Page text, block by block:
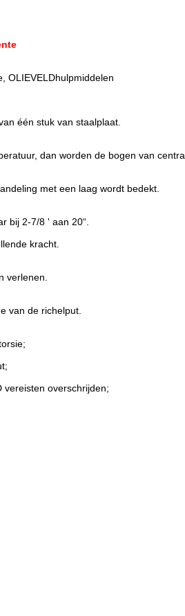
OLIEVELDhulpmiddelen
één stuk van staalplaat.
dan worden de bogen van
met een laag wordt bedekt.
bij 2-7/8 ' aan 20“.
kracht.
verlenen.
van de richelput.
vereisten overschrijden;